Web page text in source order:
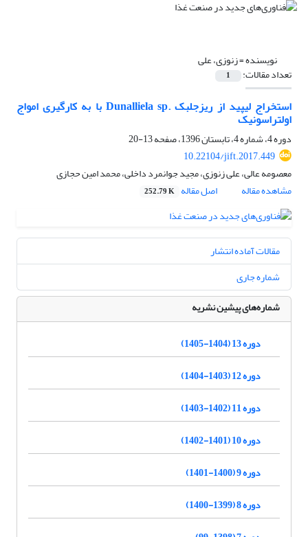
نویسنده =زنوزی، علی
تعداد مقالات: 1
استخراج لیپید از ریزجلبک .Dunalliela sp با به کارگیری امواج
اولتراسونیک
دوره 4، شماره 4، تابستان 1396، صفحه
13-20
10.22104/jift.2017.449
معصومه عالی، علی زنوزی، مجید جوانمرد داخلی، محمد امین حجازی
مشاهده مقاله
اصل مقاله 252.79 K
مقالات آماده انتشار
شماره جاری
شماره‌های پیشین نشریه
دوره 13 (1404-1405)
دوره 12 (1403-1404)
دوره 11 (1402-1403)
دوره 10 (1401-1402)
دوره 9 (1400-1401)
دوره 8 (1399-1400)